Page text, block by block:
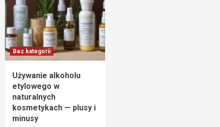
Bez kategorii
Używanie alkoholu
etylowego w
naturalnych
kosmetykach — plusy i
minusy